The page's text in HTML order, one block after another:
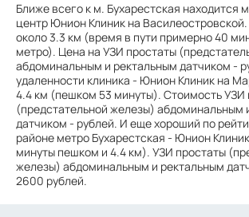
Ближе всего к м. Бухарестская находится
центр Юнион Клиник на
около 3.3 км (время в пути примерно 40
метро). Цена на УЗИ простаты
абдоминальным и ректальным датчиком -
удаленности клиника - Юнион Клиник на
4.4 км (пешком 53 минуты). Стоимость УЗИ
(предстательной железы) абдоминальным
датчиком - рублей. И еще хороший по
районе метро Бухарестская - Юнион
минуты пешком и 4.4 км). УЗИ простаты
железы) абдоминальным и ректальным
2600 рублей.